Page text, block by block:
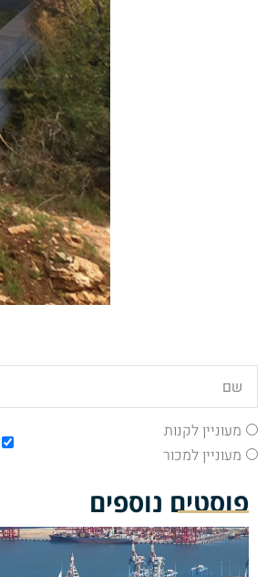
מעוניין לקנות
מעוניין למכור
פוסטים נוספים